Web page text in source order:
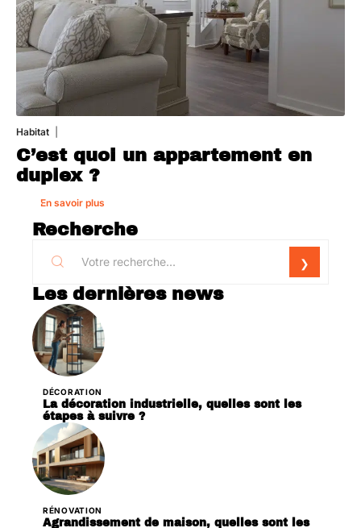
Habitat
C’est quoi un appartement en
duplex ?
En savoir plus
Recherche
Les dernières news
DÉCORATION
La décoration industrielle, quelles sont les
étapes à suivre ?
RÉNOVATION
Agrandissement de maison, quelles sont les